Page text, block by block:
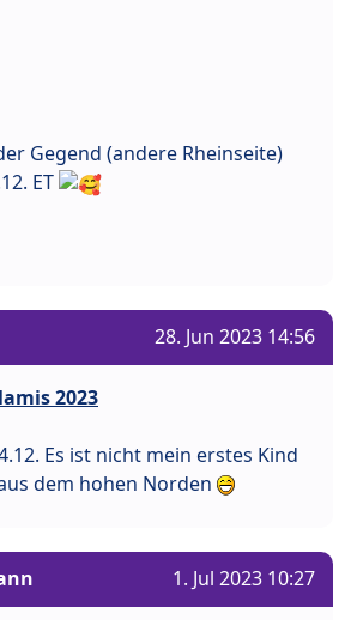
Gegend (andere Rheinseite)
ET
28. Jun 2023 14:56
2023
Es ist nicht mein erstes Kind
dem hohen Norden
1. Jul 2023 10:27